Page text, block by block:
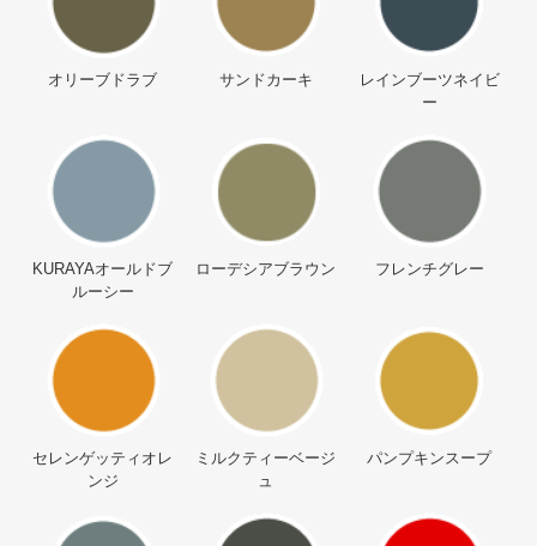
オリーブドラブ サンドカーキ
レインブーツネイビ
ー
KURAYAオールドブ
ルーシー
ローデシアブラウン フレンチグレー
セレンゲッティオレ
ンジ
ミルクティーベージ
ュ
パンプキンスープ